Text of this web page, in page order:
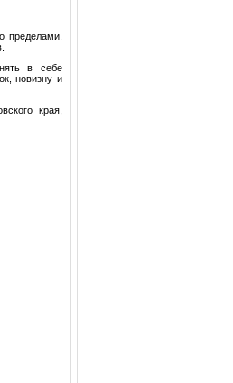
пределами.
в себе
новизну и
края,